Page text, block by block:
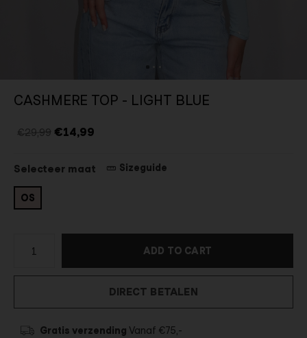
CASHMERE TOP - LIGHT BLUE
€29,99 €14,99
Selecteer maat Sizeguide
OS
ADD TO CART
DIRECT BETALEN
Gratis verzending Vanaf €75,-